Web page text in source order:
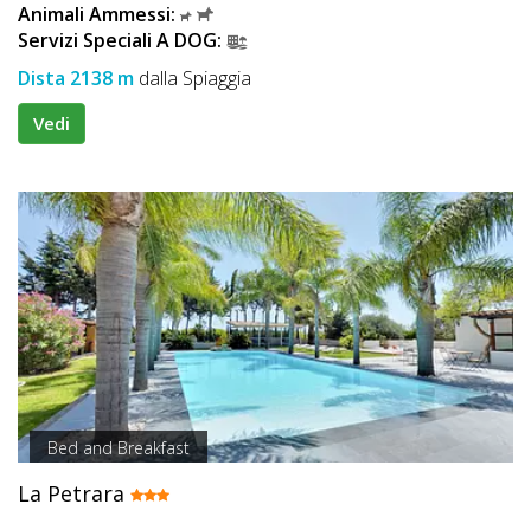
Animali Ammessi:
Servizi Speciali A DOG:
Dista 2138 m dalla Spiaggia
Vedi
Bed and Breakfast
La Petrara